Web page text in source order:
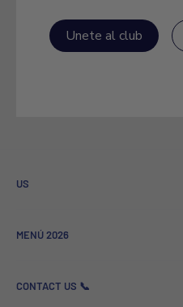
Unete al club
US
Referral program
GSM News - Technology and
MENÚ 2026
Más Vendidos
CONTACT US 📞